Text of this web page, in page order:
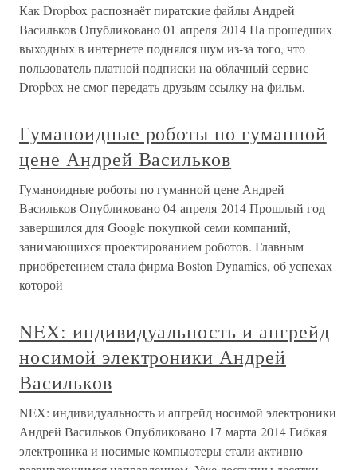
Как Dropbox распознаёт пиратские файлы Андрей
Васильков Опубликовано 01 апреля 2014 На прошедших
выходных в интернете поднялся шум из-за того, что
пользователь платной подписки на облачный сервис
Dropbox не смог передать друзьям ссылку на фильм,
Гуманоидные роботы по гуманной
цене Андрей Васильков
Гуманоидные роботы по гуманной цене Андрей
Васильков Опубликовано 04 апреля 2014 Прошлый год
завершился для Google покупкой семи компаний,
занимающихся проектированием роботов. Главным
приобретением стала фирма Boston Dynamics, об успехах
которой
NEX: индивидуальность и апгрейд
носимой электроники Андрей
Васильков
NEX: индивидуальность и апгрейд носимой электроники
Андрей Васильков Опубликовано 17 марта 2014 Гибкая
электроника и носимые компьютеры стали активно